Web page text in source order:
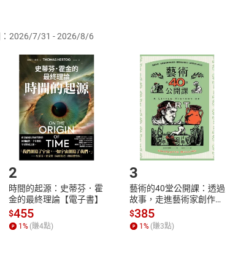
之商品即代表知悉本店鋪所銷售之商品為電子書，
不得請求退貨退款。
或辦理退貨時，請登入樂天市場，並於「我的訂單
請進行審核，待審核通過後將為您辦理退款事宜。
筆訂單為單位進行取消/退貨，恕無法以單支商品取
放入購物車
Shopping cart
登入帳號
Login
使用？
載具 Step2.登入
2026/7/31 - 2026/8/6
2
時間的起源：史蒂芬．霍
金的最終理論【電子書】
$455
1 % (賺4點)
3
藝術的40堂公開課：透過
故事，走進藝術家創作現
場，看藝術如何誕生、如
何形塑人類生活【電子
書】
$385
1 % (賺3點)